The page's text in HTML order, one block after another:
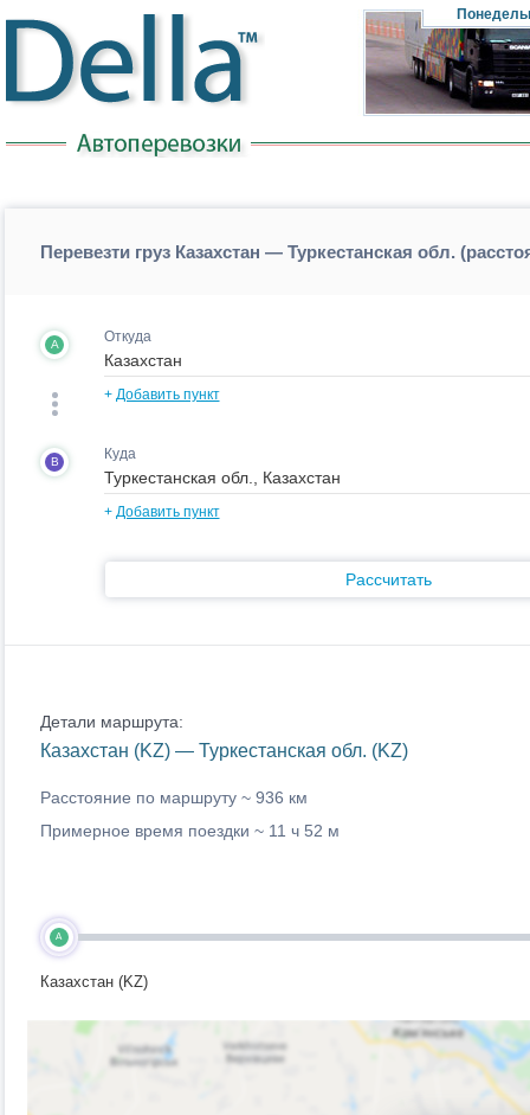
Перевезти груз Казахстан — Туркестанская обл.
A Откуда
+ Добавить пункт
B Куда
+ Добавить пункт
Рассчитать
Детали маршрута:
Казахстан (KZ) — Туркестанская обл. (KZ)
Расстояние по маршруту ~ 936 км
Примерное время поездки ~ 11 ч 52 м
A
Казахстан (KZ)